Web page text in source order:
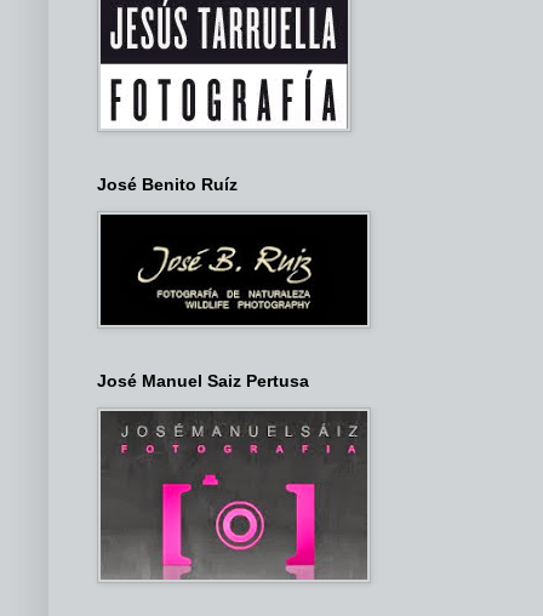
José Benito Ruíz
José Manuel Saiz Pertusa